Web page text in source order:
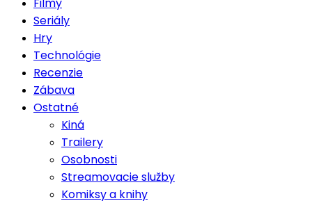
Seriály
Hry
Technológie
Recenzie
Zábava
Ostatné
Kiná
Trailery
Osobnosti
Streamovacie služby
Komiksy a knihy